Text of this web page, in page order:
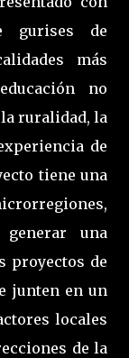
gurises de
más
no
ruralidad, la
de
tiene una
una
proyectos de
junten en un
locales
de la